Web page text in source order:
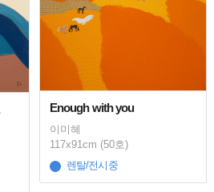
Enough with you
이미혜
117x91cm (50호)
렌탈/전시중